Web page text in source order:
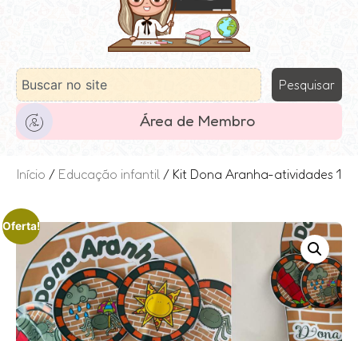
Pesquisar
Área de Membro
Início / Educação infantil / Kit Dona Aranha-atividades 1
Oferta!